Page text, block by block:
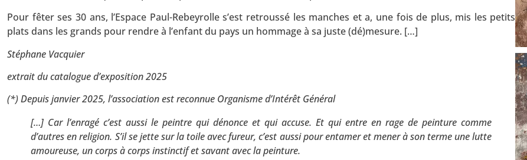
Pour fêter ses 30 ans, l’Espace Paul-Rebeyrolle s’est retroussé les manches et a, une fois de plus, mis les petits
plats dans les grands pour rendre à l’enfant du pays un hommage à sa juste (dé)mesure. […]
Stéphane Vacquier
extrait du catalogue d’exposition 2025
(*) Depuis janvier 2025, l’association est reconnue Organisme d’Intérêt Général
[…] Car l’enragé c’est aussi le peintre qui dénonce et qui accuse. Et qui entre en rage de peinture comme
d’autres en religion. S’il se jette sur la toile avec fureur, c’est aussi pour entamer et mener à son terme une lutte
amoureuse, un corps à corps instinctif et savant avec la peinture.